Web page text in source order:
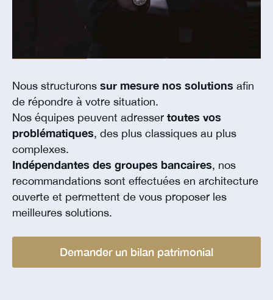
Nous structurons sur mesure nos solutions afin
de répondre à votre situation.
Nos équipes peuvent adresser toutes vos
problématiques, des plus classiques au plus
complexes.
Indépendantes des groupes bancaires, nos
recommandations sont effectuées en architecture
ouverte et permettent de vous proposer les
meilleures solutions.
Demander un bilan patrimonial